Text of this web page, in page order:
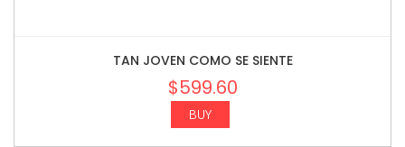
TAN JOVEN COMO SE SIENTE
$599.60
BUY